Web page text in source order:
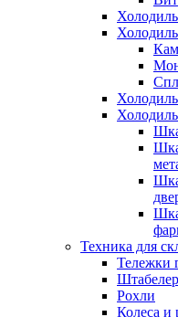
Техника для
Тележки
Рохли
Колеса и